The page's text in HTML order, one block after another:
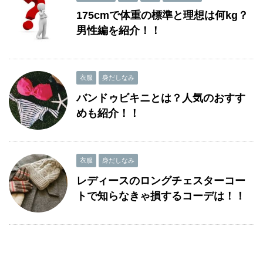
175cmで体重の標準と理想は何kg？
男性編を紹介！！
衣服 身だしなみ
バンドゥビキニとは？人気のおすす
めも紹介！！
衣服 身だしなみ
レディースのロングチェスターコー
トで知らなきゃ損するコーデは！！